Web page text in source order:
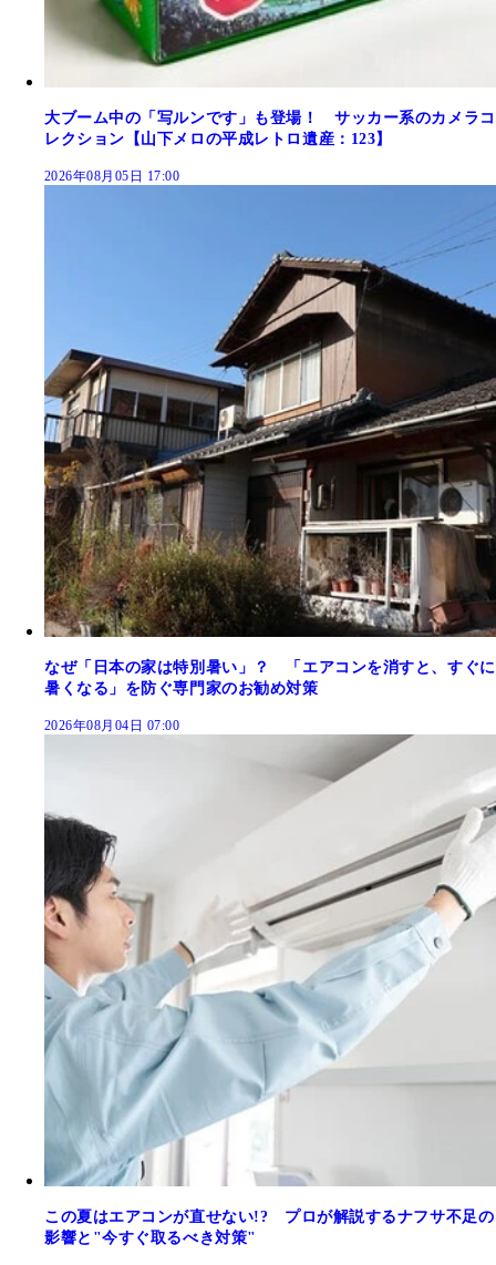
大ブーム中の「写ルンです」も登場！ サッカー系のカメラコ
レクション【山下メロの平成レトロ遺産：123】
2026年08月05日 17:00
なぜ「日本の家は特別暑い」？ 「エアコンを消すと、すぐに
暑くなる」を防ぐ専門家のお勧め対策
2026年08月04日 07:00
この夏はエアコンが直せない!? プロが解説するナフサ不足の
影響と"今すぐ取るべき対策"